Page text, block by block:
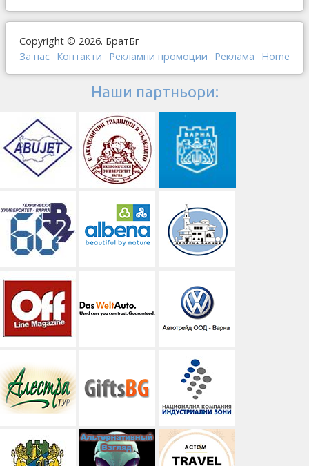
Copyright © 2026. БратБг
За нас Контакти Рекламни промоции Реклама Home
Наши партньори: